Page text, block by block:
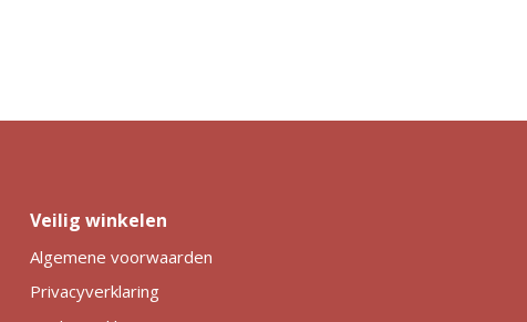
Veilig winkelen
Algemene voorwaarden
Privacyverklaring